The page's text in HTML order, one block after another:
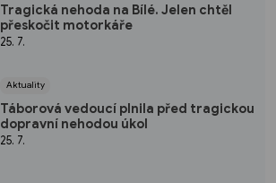
Tragická nehoda na Bílé. Jelen chtěl
přeskočit motorkáře
25. 7.
Aktuality
Táborová vedoucí plnila před tragickou
dopravní nehodou úkol
25. 7.